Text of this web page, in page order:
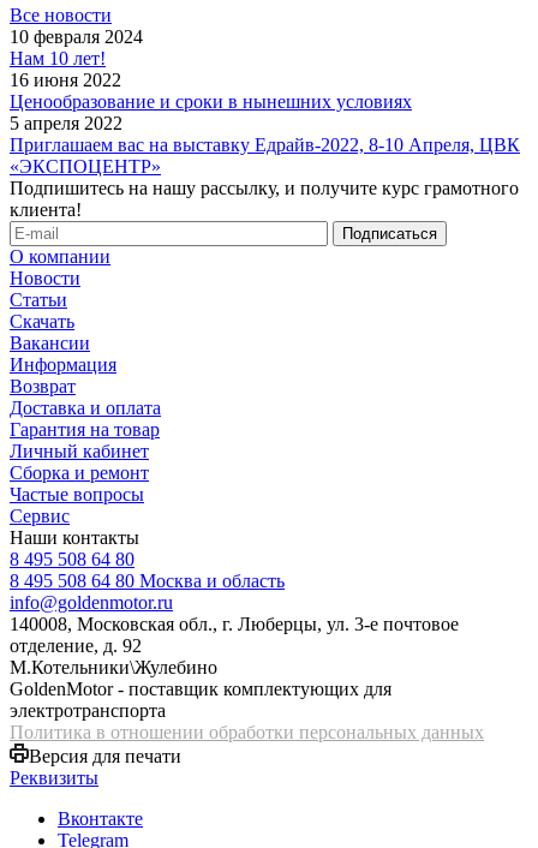
Все новости
10 февраля 2024
Нам 10 лет!
16 июня 2022
Ценообразование и сроки в нынешних условиях
5 апреля 2022
Приглашаем вас на выставку Едрайв-2022, 8-10 Апреля, ЦВК
«ЭКСПОЦЕНТР»
Подпишитесь на нашу рассылку, и получите курс грамотного
клиента!
О компании
Новости
Статьи
Скачать
Вакансии
Информация
Возврат
Доставка и оплата
Гарантия на товар
Личный кабинет
Сборка и ремонт
Частые вопросы
Сервис
Наши контакты
8 495 508 64 80
8 495 508 64 80 Москва и область
info@goldenmotor.ru
140008, Московская обл., г. Люберцы, ул. 3-е почтовое
отделение, д. 92
М.Котельники\Жулебино
GoldenMotor - поставщик комплектующих для
электротранспорта
Политика в отношении обработки персональных данных
Версия для печати
Реквизиты
Вконтакте
Telegram